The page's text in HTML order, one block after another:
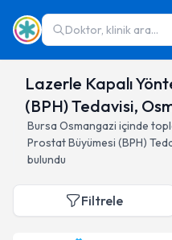
Doktor, klinik ara...
Lazerle Kapalı
(BPH) Tedavisi,
Bursa Osmangazi içinde
Prostat Büyümesi (BPH)
bulundu
Filtrele